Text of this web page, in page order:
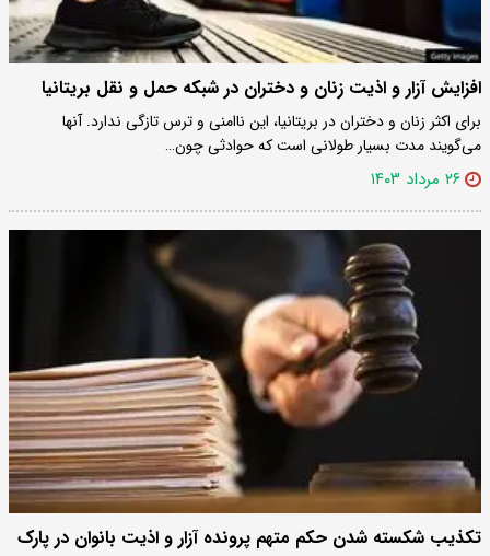
افزایش آزار و اذیت زنان و دختران در شبکه حمل و نقل بریتانیا
برای اکثر زنان و دختران در بریتانیا، این ناامنی و ترس تازگی ندارد. آنها
می‌گویند مدت بسیار طولانی است که حوادثی چون…
۲۶ مرداد ۱۴۰۳
تکذیب شکسته شدن حکم متهم پرونده آزار و اذیت بانوان در پارک